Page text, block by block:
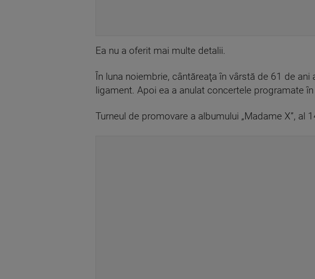
Ea nu a oferit mai multe detalii.
În luna noiembrie, cântăreaţa în vârstă de 61 de
ligament. Apoi ea a anulat concertele programate
Turneul de promovare a albumului „Madame X”,